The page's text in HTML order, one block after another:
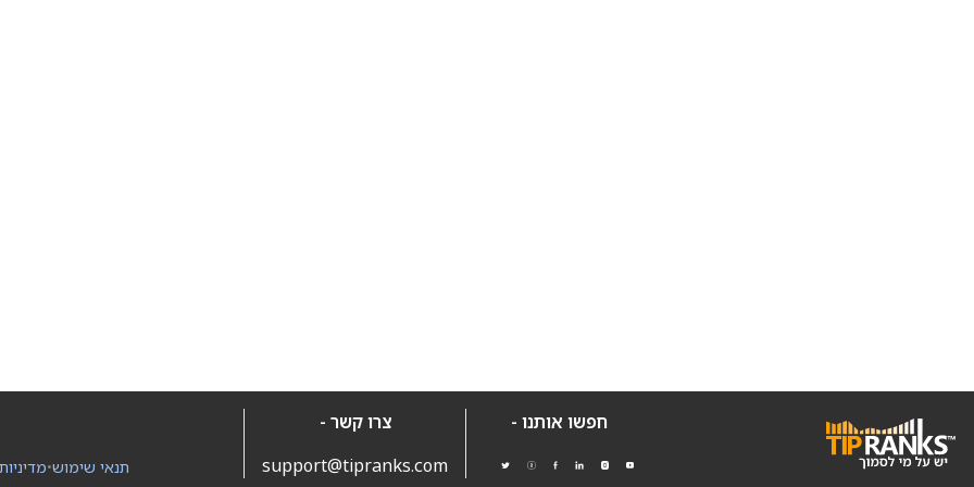
חפשו אותנו -
צרו קשר -
support@tipranks.com
•תנאי שימוש